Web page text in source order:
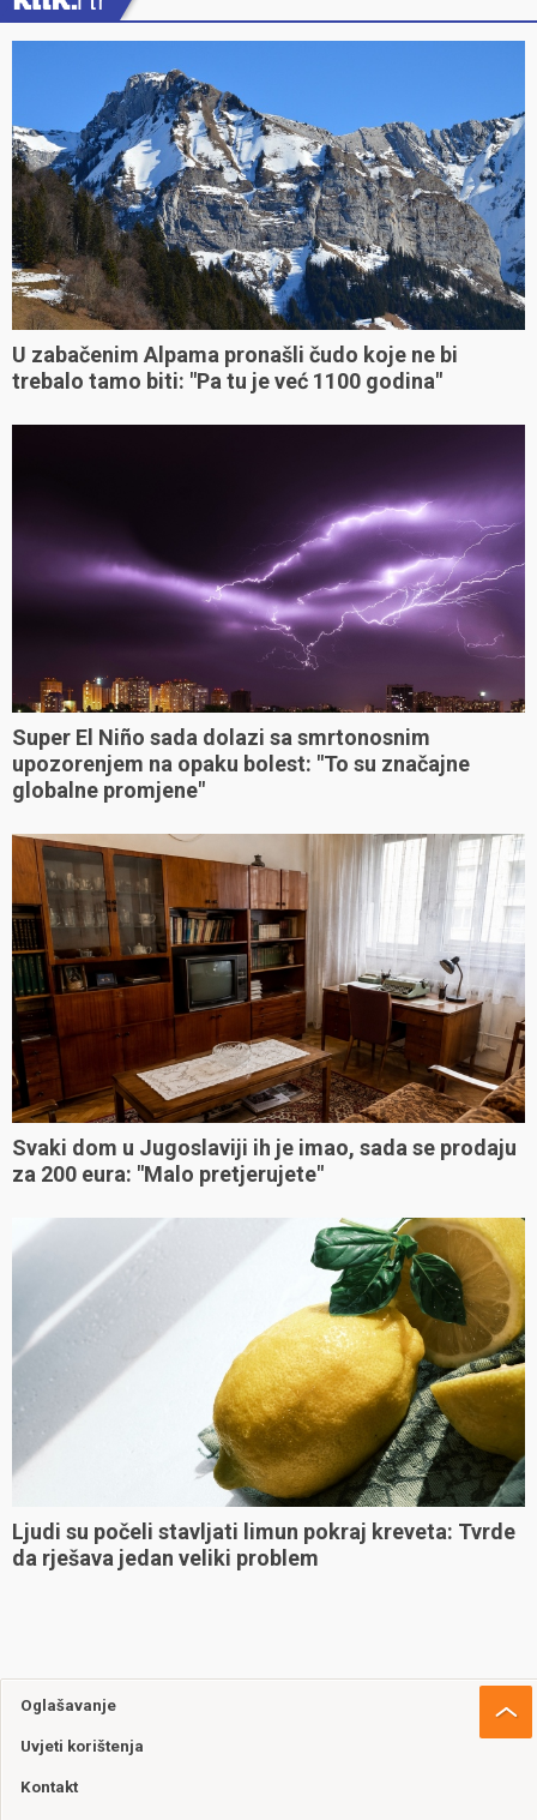
U zabačenim Alpama pronašli čudo koje ne bi
trebalo tamo biti: "Pa tu je već 1100 godina"
Super El Niño sada dolazi sa smrtonosnim
upozorenjem na opaku bolest: "To su značajne
globalne promjene"
Svaki dom u Jugoslaviji ih je imao, sada se prodaju
za 200 eura: "Malo pretjerujete"
Ljudi su počeli stavljati limun pokraj kreveta: Tvrde
da rješava jedan veliki problem
Oglašavanje
Uvjeti korištenja
Kontakt